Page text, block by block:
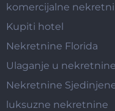
komercijalne
Kupiti hotel
Nekretnine Florida
Ulaganje u nekretnine
Nekretnine
luksuzne nekretnine